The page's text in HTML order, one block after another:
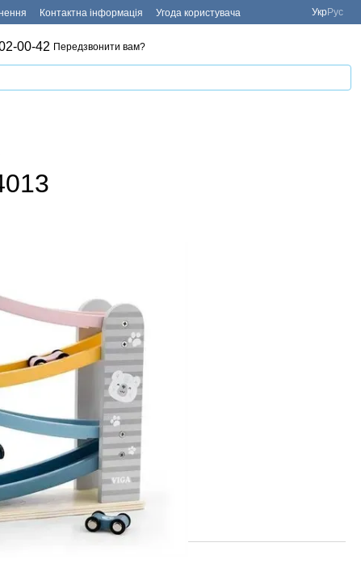
Контактна інформація Угода користувача УкрРус
00-42 Передзвонити вам?